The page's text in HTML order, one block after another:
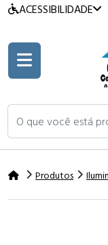
ACESSIBILIDADE
O que você está
Produtos